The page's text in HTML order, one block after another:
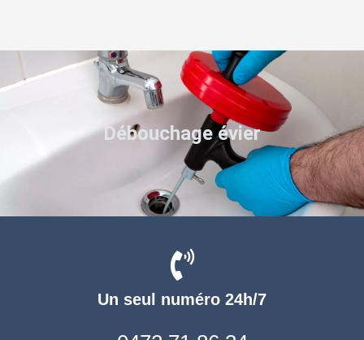
Un seul numéro 24h/7
Débouchage évier